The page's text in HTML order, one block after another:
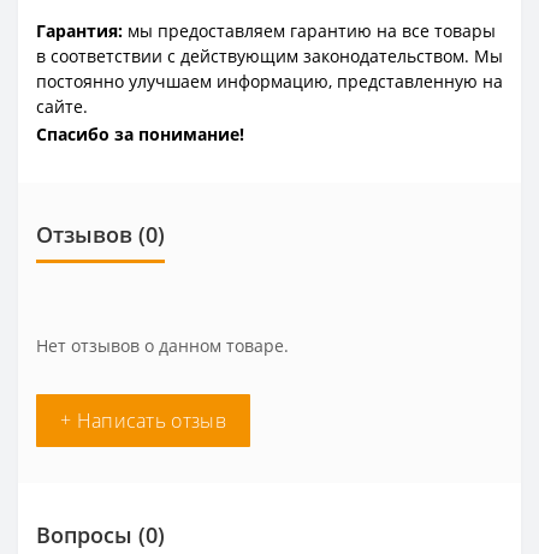
Гарантия: мы предоставляем гарантию на все товары
в соответствии с действующим законодательством. Мы
постоянно улучшаем информацию, представленную на
сайте.
Спасибо за понимание!
Отзывов (0)
Нет отзывов о данном товаре.
+ Написать отзыв
Вопросы (0)